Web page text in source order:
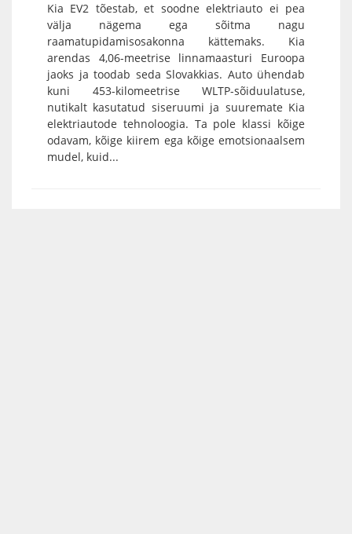
Kia EV2 tõestab, et soodne elektriauto ei pea
välja nägema ega sõitma nagu
raamatupidamisosakonna kättemaks. Kia
arendas 4,06-meetrise linnamaasturi Euroopa
jaoks ja toodab seda Slovakkias. Auto ühendab
kuni 453-kilomeetrise WLTP-sõiduulatuse,
nutikalt kasutatud siseruumi ja suuremate Kia
elektriautode tehnoloogia. Ta pole klassi kõige
odavam, kõige kiirem ega kõige emotsionaalsem
mudel, kuid...